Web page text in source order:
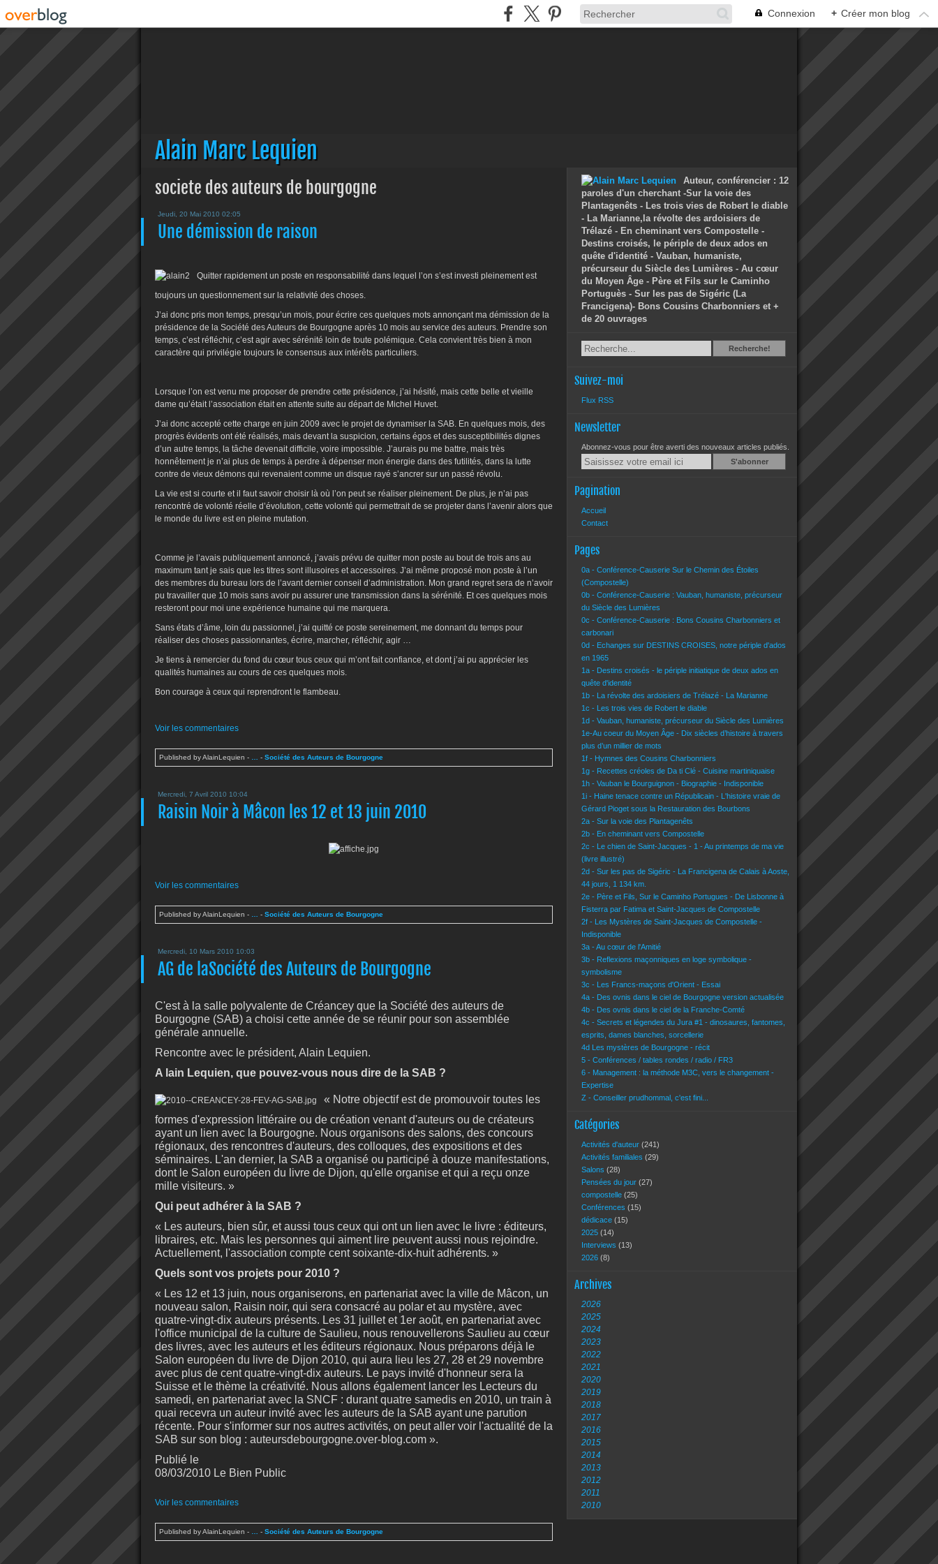
Connexion + Créer mon blog
Alain Marc Lequien
societe des auteurs de bourgogne
Jeudi, 20 Mai 2010 02:05
Une démission de raison
Quitter rapidement un poste en responsabilité dans lequel l’on s’est investi pleinement est
toujours un questionnement sur la relativité des choses.
J’ai donc pris mon temps, presqu’un mois, pour écrire ces quelques mots annonçant ma démission de la
présidence de la Société des Auteurs de Bourgogne après 10 mois au service des auteurs. Prendre son
temps, c’est réfléchir, c’est agir avec sérénité loin de toute polémique. Cela convient très bien à mon
caractère qui privilégie toujours le consensus aux intérêts particuliers.
Lorsque l’on est venu me proposer de prendre cette présidence, j’ai hésité, mais cette belle et vieille
dame qu’était l’association était en attente suite au départ de Michel Huvet.
J’ai donc accepté cette charge en juin 2009 avec le projet de dynamiser la SAB. En quelques mois, des
progrès évidents ont été réalisés, mais devant la suspicion, certains égos et des susceptibilités dignes
d’un autre temps, la tâche devenait difficile, voire impossible. J’aurais pu me battre, mais très
honnêtement je n’ai plus de temps à perdre à dépenser mon énergie dans des futilités, dans la lutte
contre de vieux démons qui revenaient comme un disque rayé s’ancrer sur un passé révolu.
La vie est si courte et il faut savoir choisir là où l’on peut se réaliser pleinement. De plus, je n’ai pas
rencontré de volonté réelle d’évolution, cette volonté qui permettrait de se projeter dans l’avenir alors que
le monde du livre est en pleine mutation.
Comme je l’avais publiquement annoncé, j’avais prévu de quitter mon poste au bout de trois ans au
maximum tant je sais que les titres sont illusoires et accessoires. J’ai même proposé mon poste à l’un
des membres du bureau lors de l’avant dernier conseil d’administration. Mon grand regret sera de n’avoir
pu travailler que 10 mois sans avoir pu assurer une transmission dans la sérénité. Et ces quelques mois
resteront pour moi une expérience humaine qui me marquera.
Sans états d’âme, loin du passionnel, j’ai quitté ce poste sereinement, me donnant du temps pour
réaliser des choses passionnantes, écrire, marcher, réfléchir, agir …
Je tiens à remercier du fond du cœur tous ceux qui m’ont fait confiance, et dont j’ai pu apprécier les
qualités humaines au cours de ces quelques mois.
Bon courage à ceux qui reprendront le flambeau.
Voir les commentaires
Published by AlainLequien - - Société des Auteurs de Bourgogne
Mercredi, 7 Avril 2010 10:04
Raisin Noir à Mâcon les 12 et 13 juin 2010
Voir les commentaires
Published by AlainLequien - - Société des Auteurs de Bourgogne
Mercredi, 10 Mars 2010 10:03
AG de laSociété des Auteurs de Bourgogne
C'est à la salle polyvalente de Créancey que la Société des auteurs de
Bourgogne (SAB) a choisi cette année de se réunir pour son assemblée
générale annuelle.
Rencontre avec le président, Alain Lequien.
A lain Lequien, que pouvez-vous nous dire de la SAB ?
« Notre objectif est de promouvoir toutes les
formes d'expression littéraire ou de création venant d'auteurs ou de créateurs
ayant un lien avec la Bourgogne. Nous organisons des salons, des concours
régionaux, des rencontres d'auteurs, des colloques, des expositions et des
séminaires. L'an dernier, la SAB a organisé ou participé à douze manifestations,
dont le Salon européen du livre de Dijon, qu'elle organise et qui a reçu onze
mille visiteurs. »
Qui peut adhérer à la SAB ?
« Les auteurs, bien sûr, et aussi tous ceux qui ont un lien avec le livre : éditeurs,
libraires, etc. Mais les personnes qui aiment lire peuvent aussi nous rejoindre.
Actuellement, l'association compte cent soixante-dix-huit adhérents. »
Quels sont vos projets pour 2010 ?
« Les 12 et 13 juin, nous organiserons, en partenariat avec la ville de Mâcon, un
nouveau salon, Raisin noir, qui sera consacré au polar et au mystère, avec
quatre-vingt-dix auteurs présents. Les 31 juillet et 1er août, en partenariat avec
l'office municipal de la culture de Saulieu, nous renouvellerons Saulieu au cœur
des livres, avec les auteurs et les éditeurs régionaux. Nous préparons déjà le
Salon européen du livre de Dijon 2010, qui aura lieu les 27, 28 et 29 novembre
avec plus de cent quatre-vingt-dix auteurs. Le pays invité d'honneur sera la
Suisse et le thème la créativité. Nous allons également lancer les Lecteurs du
samedi, en partenariat avec la SNCF : durant quatre samedis en 2010, un train à
quai recevra un auteur invité avec les auteurs de la SAB ayant une parution
récente. Pour s'informer sur nos autres activités, on peut aller voir l'actualité de la
SAB sur son blog : auteursdebourgogne.over-blog.com ».
Publié le
08/03/2010 Le Bien Public
Voir les commentaires
Published by AlainLequien - - Société des Auteurs de Bourgogne
Auteur, conférencier : 12
paroles d'un cherchant -Sur la voie des
Plantagenêts - Les trois vies de Robert le diable
- La Marianne,la révolte des ardoisiers de
Trélazé - En cheminant vers Compostelle -
Destins croisés, le périple de deux ados en
quête d'identité - Vauban, humaniste,
précurseur du Siècle des Lumières - Au cœur
du Moyen Âge - Père et Fils sur le Caminho
Portuguès - Sur les pas de Sigéric (La
Francigena)- Bons Cousins Charbonniers et +
de 20 ouvrages
RechercheRecherche!
Suivez-moi
Flux RSS
Newsletter
Abonnez-vous pour être averti des nouveaux articles publiés.
Email
Pagination
Accueil
Contact
Pages
0a - Conférence-Causerie Sur le Chemin des Étoiles
(Compostelle)
0b - Conférence-Causerie : Vauban, humaniste, précurseur
du Siècle des Lumières
0c - Conférence-Causerie : Bons Cousins Charbonniers et
carbonari
0d - Echanges sur DESTINS CROISES, notre périple d'ados
en 1965
1a - Destins croisés - le périple initiatique de deux ados en
quête d'identité
1b - La révolte des ardoisiers de Trélazé - La Marianne
1c - Les trois vies de Robert le diable
1d - Vauban, humaniste, précurseur du Siècle des Lumières
1e-Au coeur du Moyen Âge - Dix siècles d’histoire à travers
plus d’un millier de mots
1f - Hymnes des Cousins Charbonniers
1g - Recettes créoles de Da ti Clé - Cuisine martiniquaise
1h - Vauban le Bourguignon - Biographie - Indisponible
1i - Haine tenace contre un Républicain - L'histoire vraie de
Gérard Pioget sous la Restauration des Bourbons
2a - Sur la voie des Plantagenêts
2b - En cheminant vers Compostelle
2c - Le chien de Saint-Jacques - 1 - Au printemps de ma vie
(livre illustré)
2d - Sur les pas de Sigéric - La Francigena de Calais à Aoste,
44 jours, 1 134 km.
2e - Père et Fils, Sur le Caminho Portugues - De Lisbonne à
Fisterra par Fatima et Saint-Jacques de Compostelle
2f - Les Mystères de Saint-Jacques de Compostelle -
Indisponible
3a - Au cœur de l'Amitié
3b - Reflexions maçonniques en loge symbolique -
symbolisme
3c - Les Francs-maçons d'Orient - Essai
4a - Des ovnis dans le ciel de Bourgogne version actualisée
4b - Des ovnis dans le ciel de la Franche-Comté
4c - Secrets et légendes du Jura #1 - dinosaures, fantomes,
esprits, dames blanches, sorcellerie
4d Les mystères de Bourgogne - récit
5 - Conférences / tables rondes / radio / FR3
6 - Management : la méthode M3C, vers le changement -
Expertise
Z - Conseiller prudhommal, c'est fini...
Catégories
Activités d'auteur (241)
Activités familiales (29)
Salons (28)
Pensées du jour (27)
compostelle (25)
Conférences (15)
dédicace (15)
2025 (14)
Interviews (13)
2026 (8)
Archives
2026
2025
2024
2023
2022
2021
2020
2019
2018
2017
2016
2015
2014
2013
2012
2011
2010